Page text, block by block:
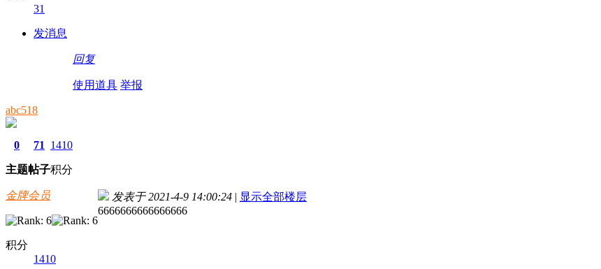
31
发消息
回复
使用道具 举报
abc518
0
主题
71
帖子
1410
积分
金牌会员
积分
1410
发表于 2021-4-9 14:00:24 | 显示全部楼层
6666666666666666